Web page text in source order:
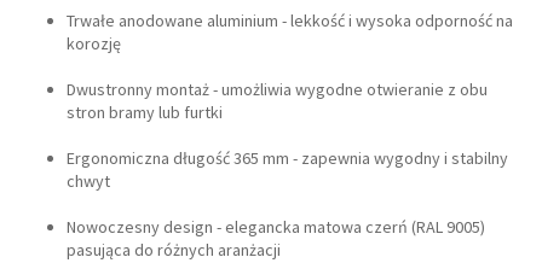
Trwałe anodowane aluminium - lekkość i wysoka odporność na
korozję
Dwustronny montaż - umożliwia wygodne otwieranie z obu
stron bramy lub furtki
Ergonomiczna długość 365 mm - zapewnia wygodny i stabilny
chwyt
Nowoczesny design - elegancka matowa czerń (RAL 9005)
pasująca do różnych aranżacji